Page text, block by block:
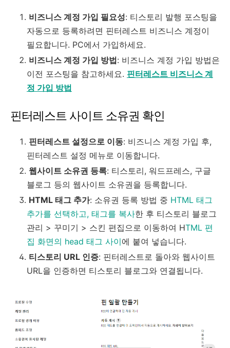
비즈니스 계정 가입 필요성: 티스토리 발행 포스팅을
자동으로 등록하려면 핀터레스트 비즈니스 계정이
필요합니다. PC에서 가입하세요.
비즈니스 계정 가입 방법: 비즈니스 계정 가입 방법은
이전 포스팅을 참고하세요. 핀터레스트 비즈니스 계
정 가입 방법
핀터레스트 사이트 소유권 확인
핀터레스트 설정으로 이동: 비즈니스 계정 가입 후,
핀터레스트 설정 메뉴로 이동합니다.
웹사이트 소유권 등록: 티스토리, 워드프레스, 구글
블로그 등의 웹사이트 소유권을 등록합니다.
HTML 태그 추가: 소유권 등록 방법 중 HTML 태그
추가를 선택하고, 태그를 복사한 후 티스토리 블로그
관리 > 꾸미기 > 스킨 편집으로 이동하여 HTML 편
집 화면의 head 태그 사이에 붙여 넣습니다.
티스토리 URL 인증: 핀터레스트로 돌아와 웹사이트
URL을 인증하면 티스토리 블로그와 연결됩니다.